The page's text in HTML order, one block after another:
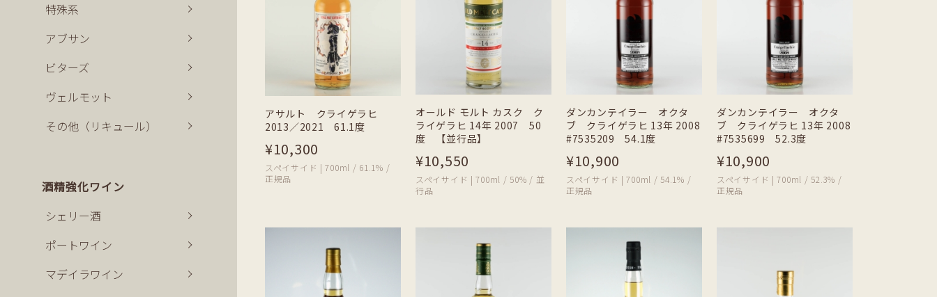
アサルト クライゲラヒ
2013／2021 61.1度
¥10,300
スペイサイド | 700ml / 61.1% /
正規品
オールド モルト カスク ク
ライゲラヒ 14年 2007 50
度 【並行品】
¥10,550
スペイサイド | 700ml / 50% / 並
行品
ダンカンテイラー オクタ
ブ クライゲラヒ 13年 2008
#7535209 54.1度
¥10,900
スペイサイド | 700ml / 54.1% /
正規品
ダンカンテイラー オクタ
ブ クライゲラヒ 13年 2008
#7535699 52.3度
¥10,900
スペイサイド | 700ml / 52.3% /
正規品
特殊系
アブサン
ビターズ
ヴェルモット
その他（リキュール）
酒精強化ワイン
シェリー酒
ポートワイン
マデイラワイン